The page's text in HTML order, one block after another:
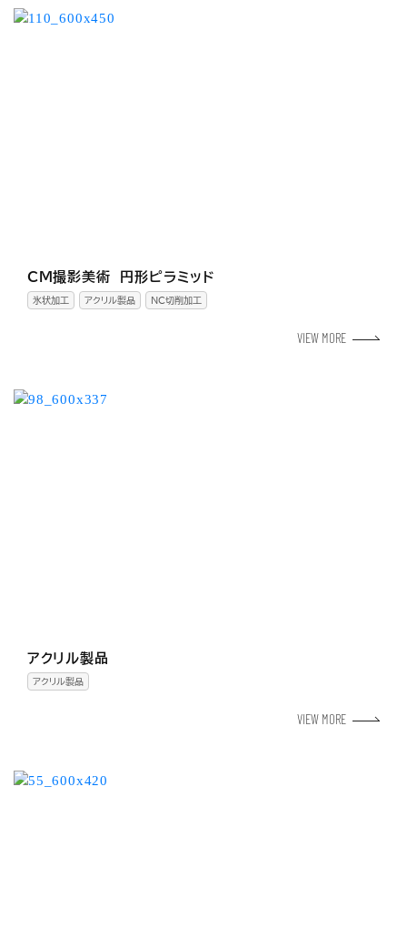
CM撮影美術 円形ピラミッド
氷状加工 アクリル製品 NC切削加工
VIEW MORE
アクリル製品
アクリル製品
VIEW MORE